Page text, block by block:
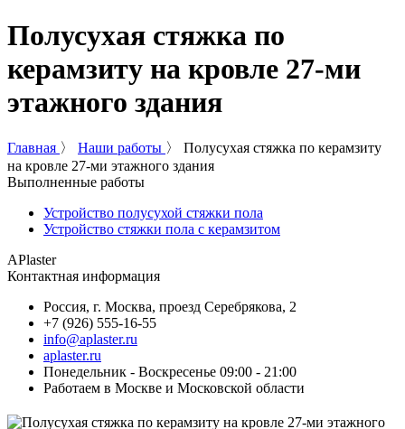
Полусухая стяжка по
керамзиту на кровле 27-ми
этажного здания
Главная 〉 Наши работы 〉 Полусухая стяжка по керамзиту
на кровле 27-ми этажного здания
Выполненные работы
Устройство полусухой стяжки пола
Устройство стяжки пола с керамзитом
APlaster
Контактная информация
Россия, г. Москва, проезд Серебрякова, 2
+7 (926) 555-16-55
info@aplaster.ru
aplaster.ru
Понедельник - Воскресенье 09:00 - 21:00
Работаем в Москве и Московской области